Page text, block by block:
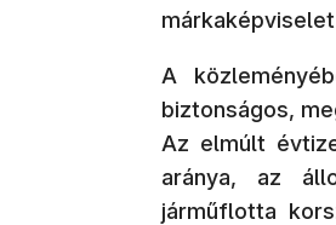
A
biztonságos,
Az elmúlt
aránya, az
járműflotta